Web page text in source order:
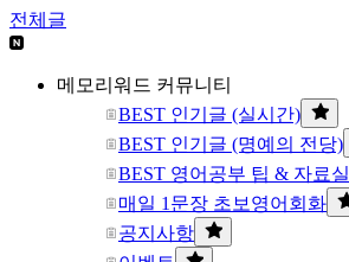
전체글
메모리워드 커뮤니티
BEST 인기글 (실시간)
BEST 인기글 (명예의 전당)
BEST 영어공부 팁 & 자료실
매일 1문장 초보영어회화
공지사항